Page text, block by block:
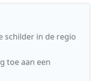
schilder in de regio
toe aan een